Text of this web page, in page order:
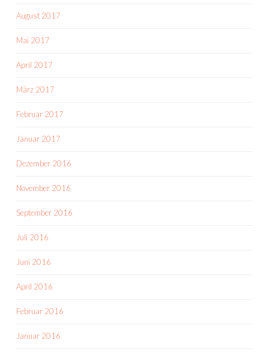
August 2017
Mai 2017
April 2017
März 2017
Februar 2017
Januar 2017
Dezember 2016
November 2016
September 2016
Juli 2016
Juni 2016
April 2016
Februar 2016
Januar 2016